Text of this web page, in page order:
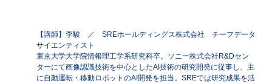
【講師】李駿 ／ SREホールディングス株式会社 チーフデータ
サイエンティスト
東京大学大学院情報理工学系研究科卒。 ソニー株式会社 R&Dセン
ターにて画像認識技術を中心としたAI 技術の研究開発に従事し、 主
に自動運転・移動ロボットのAI 開発を担当。 SREでは研究成果を活